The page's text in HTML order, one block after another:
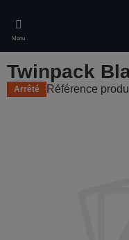
main
content
Menu
Twinpack
Arrêté Référence